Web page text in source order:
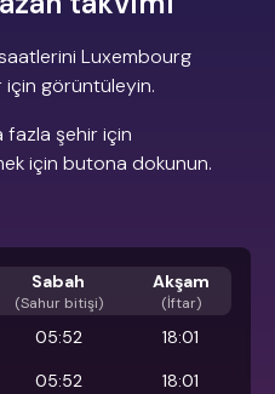
Luxembourg
görüntüleyin.
fazla şehir için
için butona dokunun.
Sabah
(Sahur bitişi)
Akşam
(İftar)
05:52
18:01
05:52
18:01